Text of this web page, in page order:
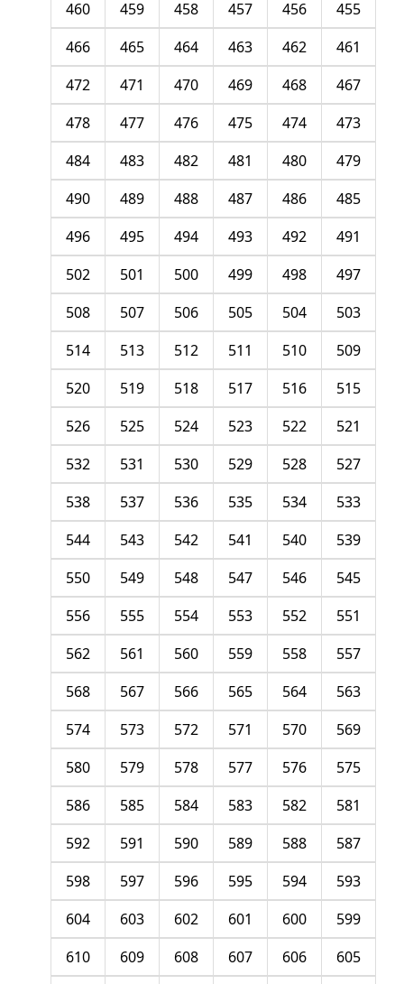
455
456
457
458
459
460
461
462
463
464
465
466
467
468
469
470
471
472
473
474
475
476
477
478
479
480
481
482
483
484
485
486
487
488
489
490
491
492
493
494
495
496
497
498
499
500
501
502
503
504
505
506
507
508
509
510
511
512
513
514
515
516
517
518
519
520
521
522
523
524
525
526
527
528
529
530
531
532
533
534
535
536
537
538
539
540
541
542
543
544
545
546
547
548
549
550
551
552
553
554
555
556
557
558
559
560
561
562
563
564
565
566
567
568
569
570
571
572
573
574
575
576
577
578
579
580
581
582
583
584
585
586
587
588
589
590
591
592
593
594
595
596
597
598
599
600
601
602
603
604
605
606
607
608
609
610